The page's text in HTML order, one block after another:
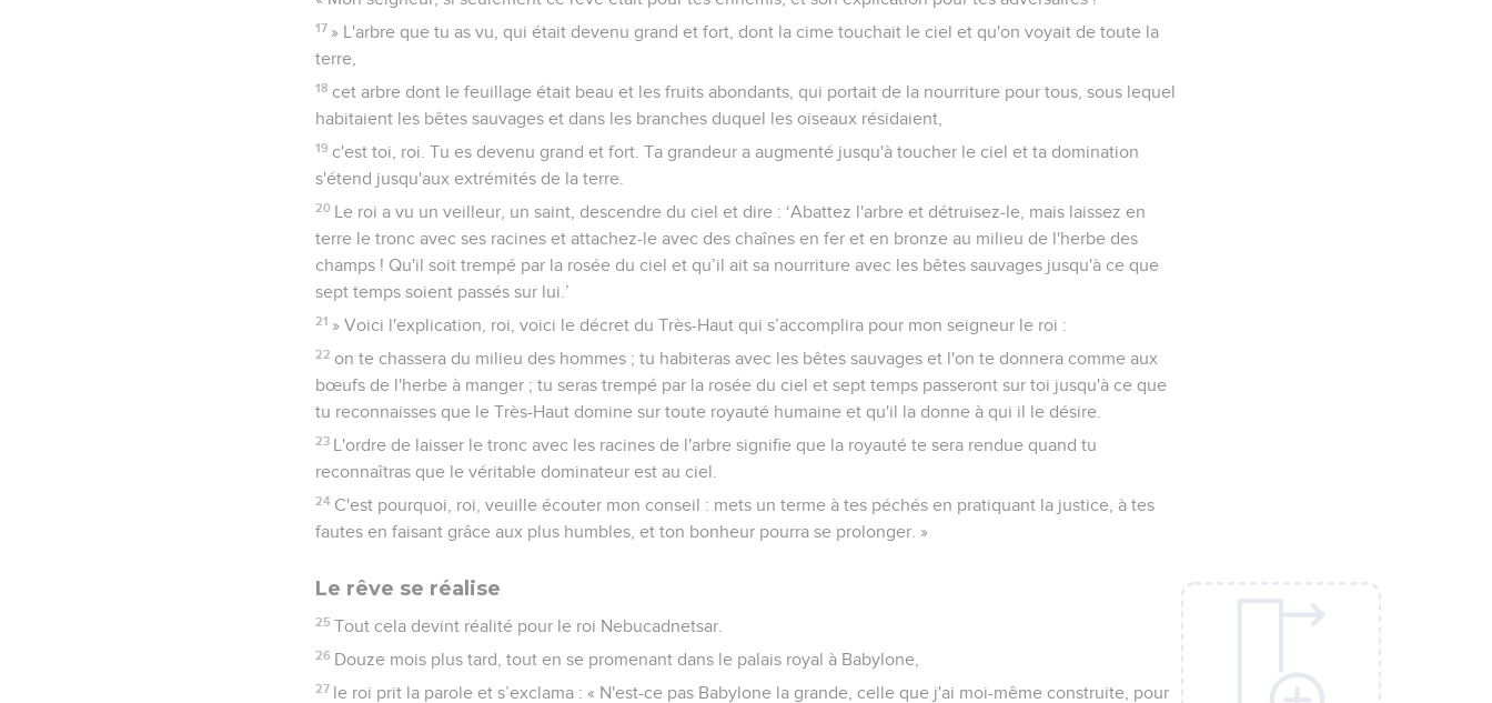
17 » L'arbre que tu as vu, qui était devenu grand et fort, dont la cime touchait le ciel et qu'on voyait de toute la
terre,
18 cet arbre dont le feuillage était beau et les fruits abondants, qui portait de la nourriture pour tous, sous lequel
habitaient les bêtes sauvages et dans les branches duquel les oiseaux résidaient,
19 c'est toi, roi. Tu es devenu grand et fort. Ta grandeur a augmenté jusqu'à toucher le ciel et ta domination
s'étend jusqu'aux extrémités de la terre.
20 Le roi a vu un veilleur, un saint, descendre du ciel et dire : ‘Abattez l'arbre et détruisez-le, mais laissez en
terre le tronc avec ses racines et attachez-le avec des chaînes en fer et en bronze au milieu de l'herbe des
champs ! Qu'il soit trempé par la rosée du ciel et qu’il ait sa nourriture avec les bêtes sauvages jusqu'à ce que
sept temps soient passés sur lui.’
21 » Voici l'explication, roi, voici le décret du Très-Haut qui s’accomplira pour mon seigneur le roi :
22 on te chassera du milieu des hommes ; tu habiteras avec les bêtes sauvages et l'on te donnera comme aux
bœufs de l'herbe à manger ; tu seras trempé par la rosée du ciel et sept temps passeront sur toi jusqu'à ce que
tu reconnaisses que le Très-Haut domine sur toute royauté humaine et qu'il la donne à qui il le désire.
23 L'ordre de laisser le tronc avec les racines de l'arbre signifie que la royauté te sera rendue quand tu
reconnaîtras que le véritable dominateur est au ciel.
24 C'est pourquoi, roi, veuille écouter mon conseil : mets un terme à tes péchés en pratiquant la justice, à tes
fautes en faisant grâce aux plus humbles, et ton bonheur pourra se prolonger. »
Le rêve se réalise
25 Tout cela devint réalité pour le roi Nebucadnetsar.
26 Douze mois plus tard, tout en se promenant dans le palais royal à Babylone,
27 le roi prit la parole et s’exclama : « N'est-ce pas Babylone la grande, celle que j'ai moi-même construite, pour